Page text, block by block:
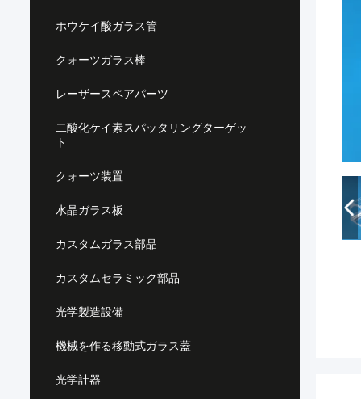
ホウケイ酸ガラス管
クォーツガラス棒
レーザースペアパーツ
二酸化ケイ素スパッタリングターゲッ
ト
クォーツ装置
水晶ガラス板
カスタムガラス部品
カスタムセラミック部品
光学製造設備
機械を作る移動式ガラス蓋
光学計器